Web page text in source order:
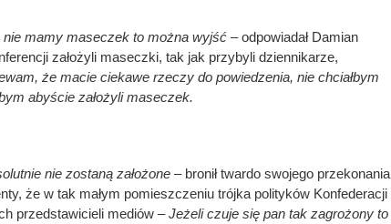
nie mamy maseczek to można wyjść –odpowiadał Damian
założyli maseczki, tak jak przybyli dziennikarze,
że macie ciekawe rzeczy do powiedzenia, nie chciałbym
abyście założyli maseczek.
nie zostaną założone –bronił twardo swojego przekonania
że w tak małym pomieszczeniu trójka polityków Konfederacji
przedstawicieli mediów –Jeżeli czuje się pan tak zagrożony to